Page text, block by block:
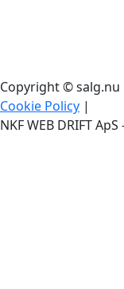
Copyright © salg.nu
Cookie Policy |
NKF WEB DRIFT